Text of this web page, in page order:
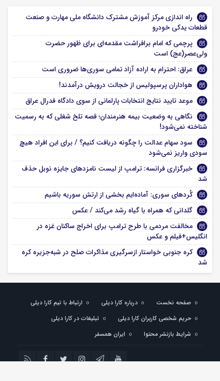
راه اندازی مرکز آموزش مشترک دانشگاه ملی مهارت و صنعت
قطعات یدکی خودرو
پرچمی که امام برافراشت مقدمه‌ای برای ظهور حضرت
ولی‌عصر(عج) است
عراق: احترام به اراده آزاد تمامی سوری‌ها ضروری است
هواداران پرسپولیس از خجالت درویش درآمدند!
موعد تایید نتایج انتخابات پارلمانی از سوی دادگاه فدرال عراق
نگاهی به وضعیت بیمه هنرمندان؛ قصه تلخ شغلی که به رسمیت
شناخته نمی‌شود!
سود سهام عدالت را چگونه دریافت کنیم؟ / برای این افراد هیچ
سودی واریز نمی‌شود
خبرگزاری فرانسه: ترامپ از لیست نامزدهای جایزه نوبل حذف
شد
کُردهای سوری: آماده‌ایم بخشی از ارتش سوریه باشیم
گلدانی که همراه با گیاه رشد می‌کند / عکس
مخالفت مردمی با طرح ترامپ برای اخراج ساکنان غزه در
انگلیس+فیلم و عکس
کره جنوبی خواستار ازسرگیری مذاکرات صلح در شبه‌جزیره کره
شد
صفحه نخست درباره کارا دیلی
ارتباط با تیم کارا دیلی
حریم شخصی کاربران کارا دیلی
تبلیغات در کارا دیلی
شرایط بازنشر محتوا
ایران همسفر